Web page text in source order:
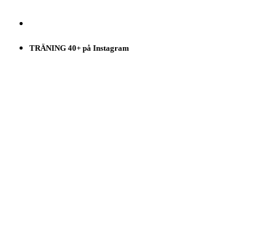
TRÄNING 40+ på Instagram